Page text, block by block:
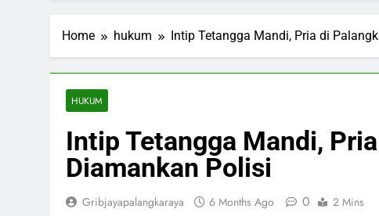
Home hukum Intip Tetangga Mandi, Pria di
HUKUM
Intip Tetangga Mandi,
Diamankan Polisi
Gribjayapalangkaraya 6 Months Ago 0 2 Mins